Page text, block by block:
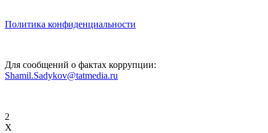
Политика конфиденциальности
Для сообщений о фактах коррупции:
Shamil.Sadykov@tatmedia.ru
2
X